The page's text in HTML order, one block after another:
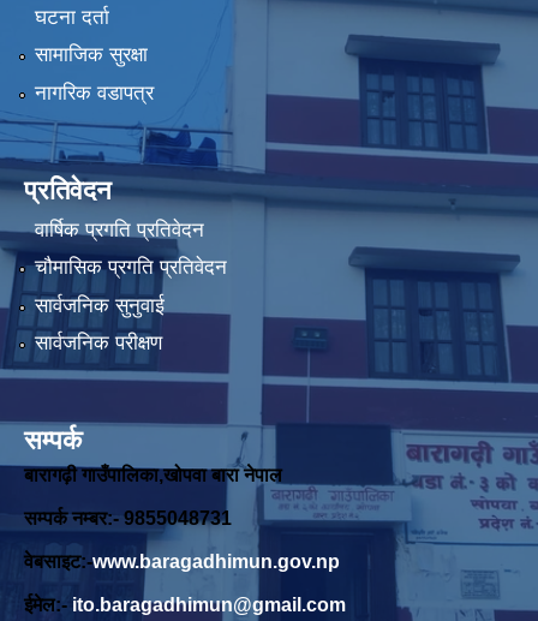
घटना दर्ता
सामाजिक सुरक्षा
नागरिक वडापत्र
प्रतिवेदन
वार्षिक प्रगति प्रतिवेदन
चौमासिक प्रगति प्रतिवेदन
सार्वजनिक सुनुवाई
सार्वजनिक परीक्षण
सम्पर्क
बारागढ़ी गाउँपालिका,खोपवा बारा नेपाल
सम्पर्क नम्बर:- 9855048731
वेबसाइट:-www.baragadhimun.gov.np
ईमेल:- ito.baragadhimun@gmail.com